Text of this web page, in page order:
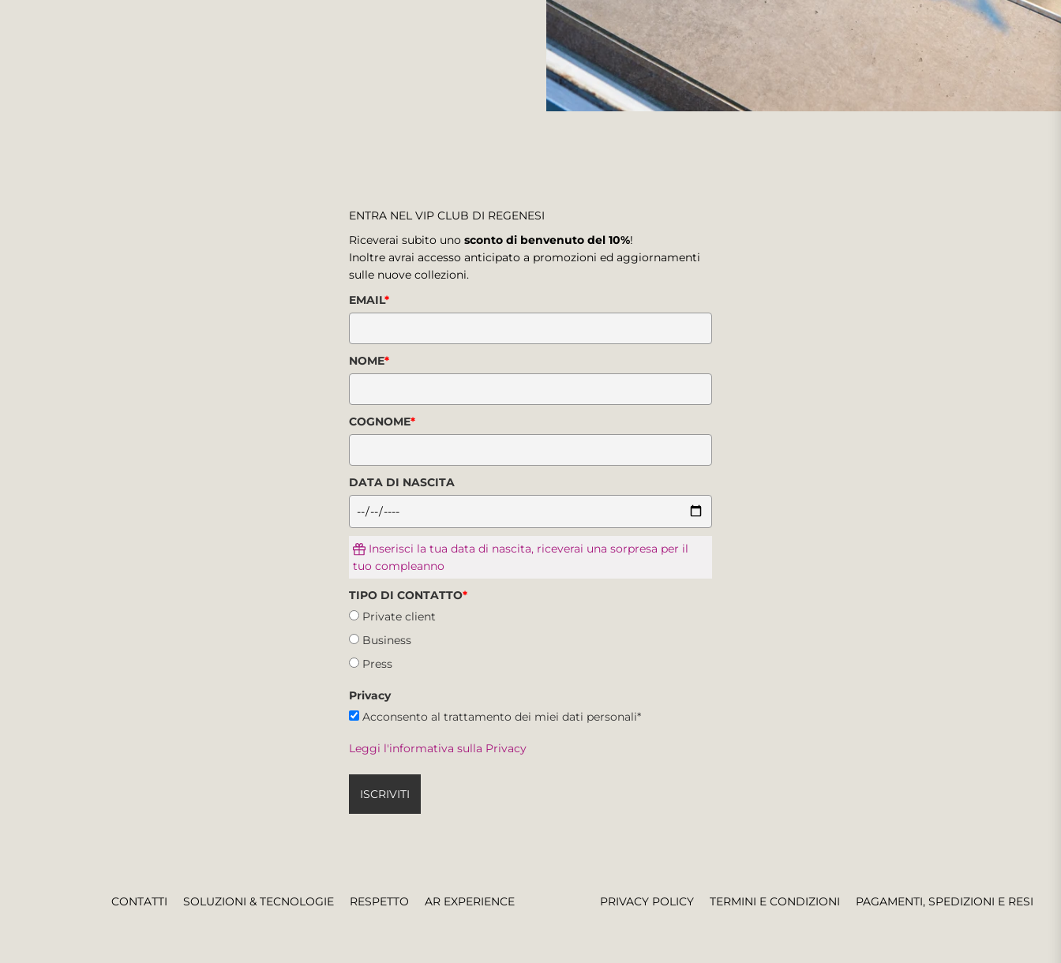
ENTRA NEL VIP CLUB DI REGENESI
Riceverai subito uno sconto di benvenuto del 10%!
Inoltre avrai accesso anticipato a promozioni ed aggiornamenti
sulle nuove collezioni.
EMAIL*
NOME*
COGNOME*
DATA DI NASCITA
Inserisci la tua data di nascita, riceverai una sorpresa per il
tuo compleanno
TIPO DI CONTATTO*
Private client
Business
Press
Privacy
Acconsento al trattamento dei miei dati personali*
Leggi l'informativa sulla Privacy
ISCRIVITI
AR EXPERIENCE
RESPETTO
SOLUZIONI & TECNOLOGIE
CONTATTI PAGAMENTI, SPEDIZIONI E RESI
TERMINI E CONDIZIONI
PRIVACY POLICY